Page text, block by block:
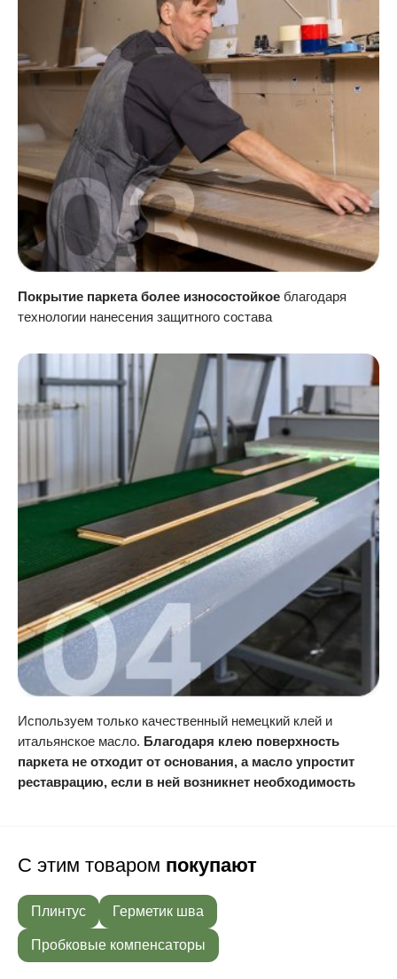
Покрытие паркета более износостойкое благодаря
технологии нанесения защитного состава
Используем только качественный немецкий клей и
итальянское масло. Благодаря клею поверхность
паркета не отходит от основания, а масло упростит
реставрацию, если в ней возникнет необходимость
С этим товаром покупают
Плинтус Герметик шва
Пробковые компенсаторы